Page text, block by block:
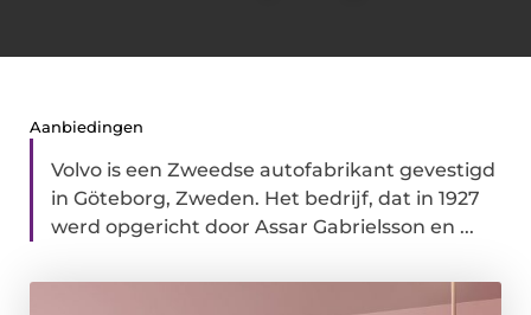
Aanbiedingen
Volvo is een Zweedse autofabrikant gevestigd
in Göteborg, Zweden. Het bedrijf, dat in 1927
werd opgericht door Assar Gabrielsson en ...